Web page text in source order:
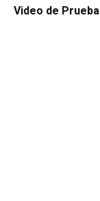
Video de Prueba